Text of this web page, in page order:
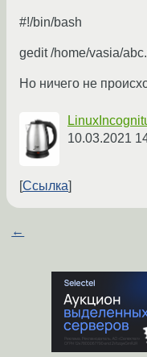
#!/bin/bash
gedit /home/vasia/
Но ничего не
10.03.2021
Ссылка
←